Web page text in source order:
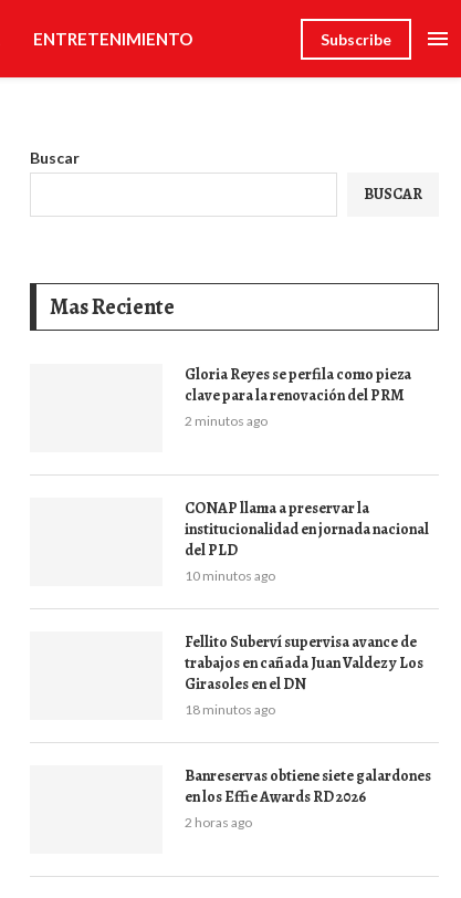
ENTRETENIMIENTO Subscribe
Buscar
BUSCAR
Mas Reciente
Gloria Reyes se perfila como pieza
clave para la renovación del PRM
2 minutos ago
CONAP llama a preservar la
institucionalidad en jornada nacional
del PLD
10 minutos ago
Fellito Suberví supervisa avance de
trabajos en cañada Juan Valdez y Los
Girasoles en el DN
18 minutos ago
Banreservas obtiene siete galardones
en los Effie Awards RD 2026
2 horas ago